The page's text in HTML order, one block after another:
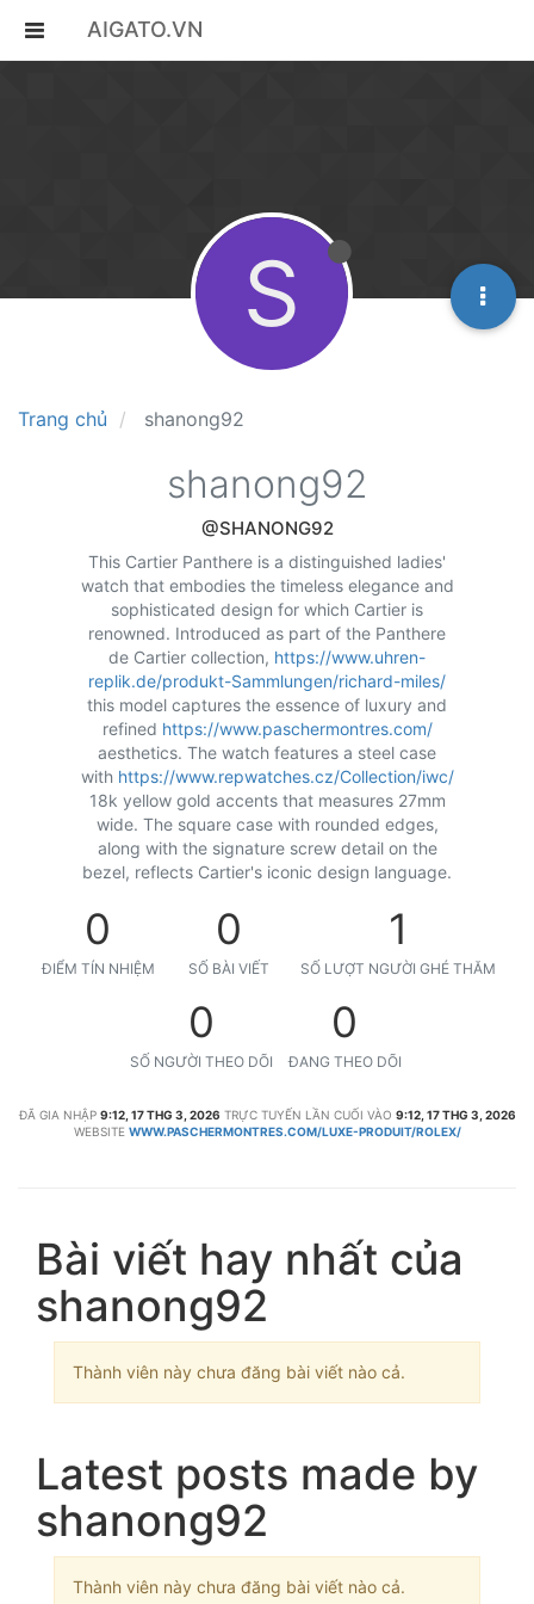
AIGATO.VN
Trang chủ shanong92
S
shanong92
@SHANONG92
This Cartier Panthere is a distinguished ladies'
watch that embodies the timeless elegance and
sophisticated design for which Cartier is
renowned. Introduced as part of the Panthere
de Cartier collection, https://www.uhren-
replik.de/produkt-Sammlungen/richard-miles/
this model captures the essence of luxury and
refined https://www.paschermontres.com/
aesthetics. The watch features a steel case
with https://www.repwatches.cz/Collection/iwc/
18k yellow gold accents that measures 27mm
wide. The square case with rounded edges,
along with the signature screw detail on the
bezel, reflects Cartier's iconic design language.
0
ĐIỂM TÍN NHIỆM
0
SỐ BÀI VIẾT
1
SỐ LƯỢT NGƯỜI GHÉ THĂM
0
SỐ NGƯỜI THEO DÕI
0
ĐANG THEO DÕI
ĐÃ GIA NHẬP 9:12, 17 THG 3, 2026 TRỰC TUYẾN LẦN CUỐI VÀO 9:12, 17 THG 3, 2026
WEBSITE WWW.PASCHERMONTRES.COM/LUXE-PRODUIT/ROLEX/
Bài viết hay nhất của
shanong92
Thành viên này chưa đăng bài viết nào cả.
Latest posts made by
shanong92
Thành viên này chưa đăng bài viết nào cả.